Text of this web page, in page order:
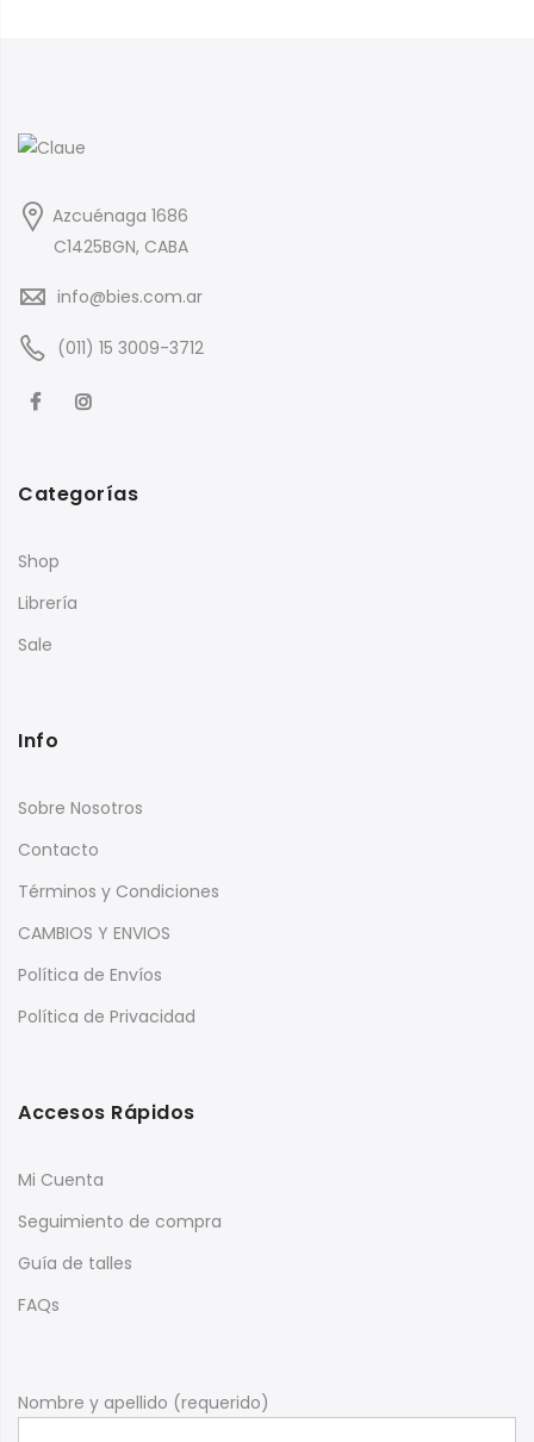
Azcuénaga 1686
C1425BGN, CABA
info@bies.com.ar
(011) 15 3009-3712
Categorías
Shop
Librería
Sale
Info
Sobre Nosotros
Contacto
Términos y Condiciones
CAMBIOS Y ENVIOS
Política de Envíos
Política de Privacidad
Accesos Rápidos
Mi Cuenta
Seguimiento de compra
Guía de talles
FAQs
Nombre y apellido (requerido)